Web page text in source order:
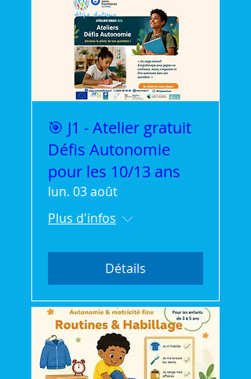
🎯 J1 - Atelier gratuit
Défis Autonomie
pour les 10/13 ans
lun. 03 août
Plus d'infos
Détails